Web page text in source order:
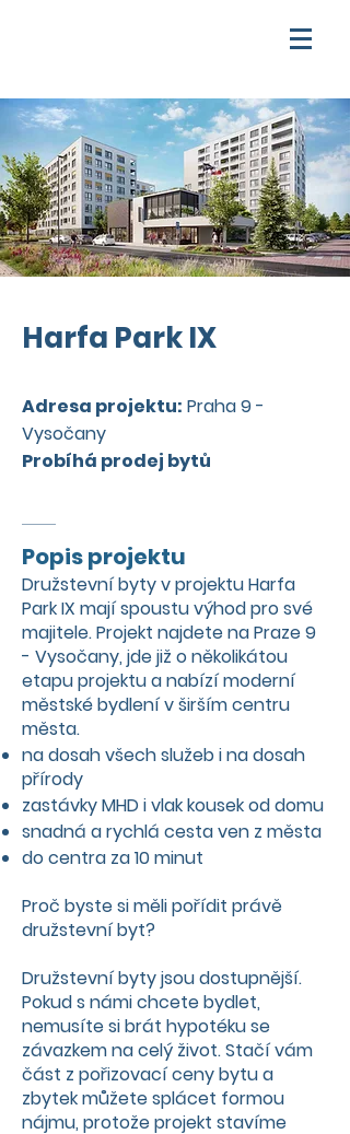
Harfa Park IX
Adresa projektu: Praha 9 -
Vysočany
Probíhá prodej bytů
Popis projektu
Družstevní byty v projektu Harfa
Park IX mají spoustu výhod pro své
majitele. Projekt najdete na Praze 9
- Vysočany, jde již o několikátou
etapu projektu a nabízí moderní
městské bydlení v širším centru
města.
na dosah všech služeb i na dosah
přírody
zastávky MHD i vlak kousek od domu
snadná a rychlá cesta ven z města
do centra za 10 minut
Proč byste si měli pořídit právě
družstevní byt?
Družstevní byty jsou dostupnější.
Pokud s námi chcete bydlet,
nemusíte si brát hypotéku se
závazkem na celý život. Stačí vám
část z pořizovací ceny bytu a
zbytek můžete splácet formou
nájmu, protože projekt stavíme